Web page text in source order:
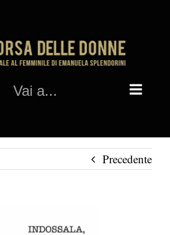
Vai a...
Precedente